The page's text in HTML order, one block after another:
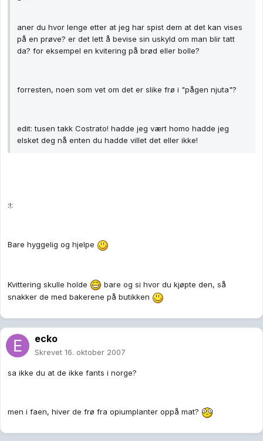
aner du hvor lenge etter at jeg har spist dem at det kan vises
på en prøve? er det lett å bevise sin uskyld om man blir tatt
da? for eksempel en kvitering på brød eller bolle?
forresten, noen som vet om det er slike frø i "pågen njuta"?
edit: tusen takk Costrato! hadde jeg vært homo hadde jeg
elsket deg nå enten du hadde villet det eller ikke!
:!:
Bare hyggelig og hjelpe
Kvittering skulle holde
bare og si hvor du kjøpte den, så
snakker de med bakerene på butikken
ecko
Skrevet 16. oktober 2007
sa ikke du at de ikke fants i norge?
men i faen, hiver de frø fra opiumplanter oppå mat?